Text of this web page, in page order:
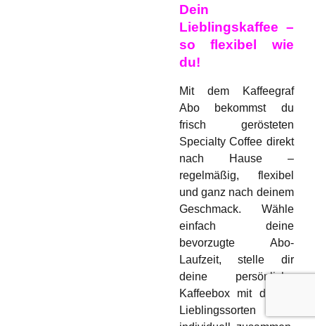
Dein
Lieblingskaffee –
so flexibel wie
du!
Mit dem Kaffeegraf
Abo bekommst du
frisch gerösteten
Specialty Coffee direkt
nach Hause –
regelmäßig, flexibel
und ganz nach deinem
Geschmack. Wähle
einfach deine
bevorzugte Abo-
Laufzeit, stelle dir
deine persönliche
Kaffeebox mit deinen
Lieblingssorten